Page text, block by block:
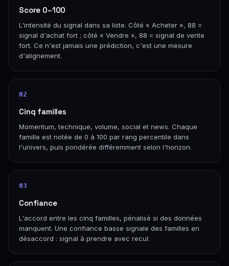
Score 0–100
L'intensité du signal dans sa liste. Côté « Acheter », 88 =
signal d'achat fort ; côté « Vendre », 88 = signal de vente
fort. Ce n'est jamais une prédiction, c'est une mesure
d'alignement.
02
Cinq familles
Momentum, technique, volume, social et news. Chaque
famille est notée de 0 à 100 par rang percentile dans
l'univers, puis pondérée différemment selon l'horizon.
03
Confiance
L'accord entre les cinq familles, pénalisé si des données
manquent. Une confiance basse signale des familles en
désaccord : signal à prendre avec recul.